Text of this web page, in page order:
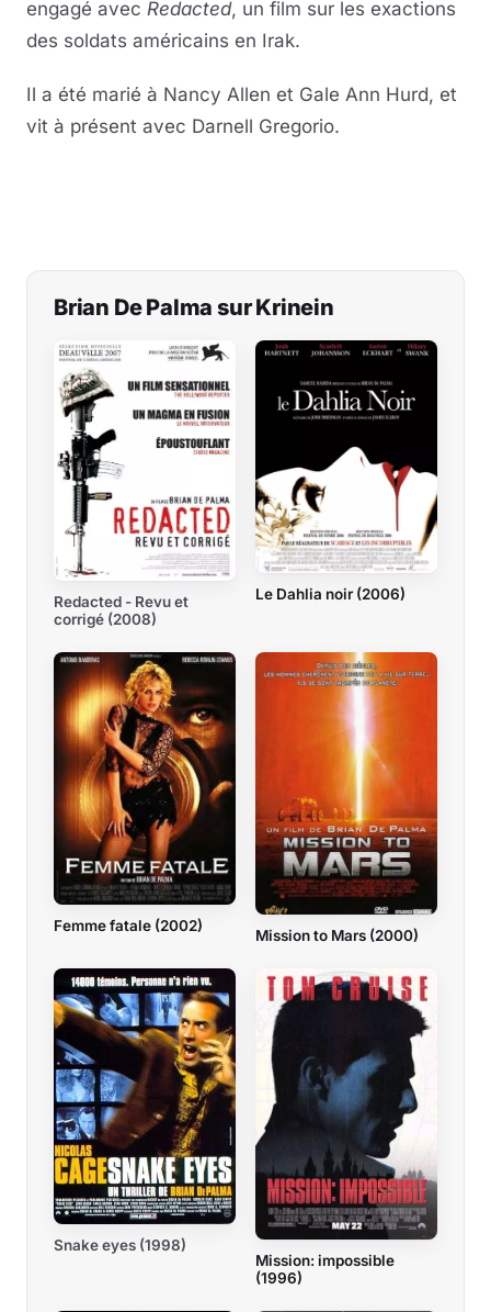
engagé avec Redacted, un film sur les exactions
des soldats américains en Irak.
Il a été marié à Nancy Allen et Gale Ann Hurd, et
vit à présent avec Darnell Gregorio.
Brian De Palma sur Krinein
Redacted - Revu et
corrigé (2008)
Le Dahlia noir (2006)
Femme fatale (2002)
Mission to Mars (2000)
Snake eyes (1998)
Mission: impossible
(1996)